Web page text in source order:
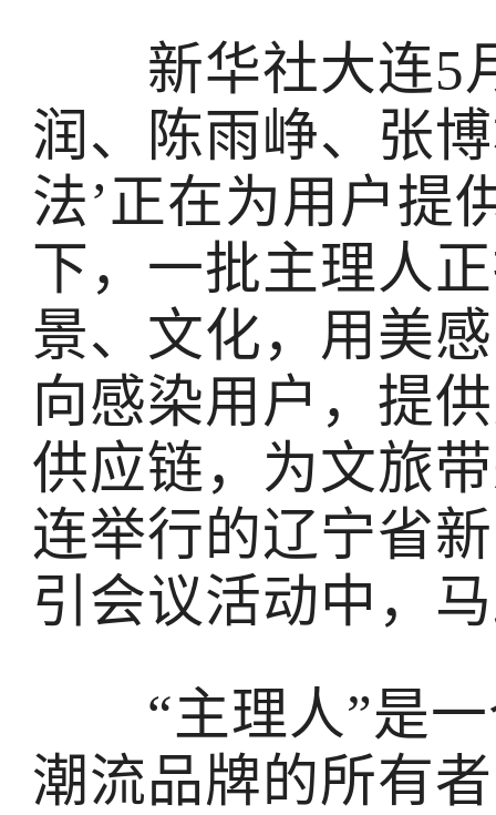
新华社大连5
润、陈雨峥、张
法’正在为用户提
下，一批主理人
景、文化，用美
向感染用户，提
供应链，为文旅
连举行的辽宁省
引会议活动中，
“主理人”是一
潮流品牌的所有